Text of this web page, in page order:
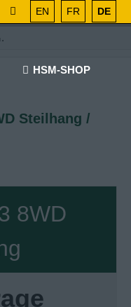
EN FR DE
HSM-SHOP
Steilhang /
8WD